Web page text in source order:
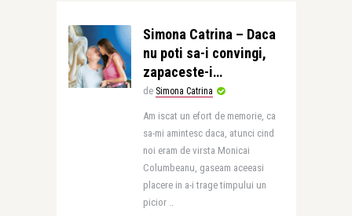
Simona Catrina – Daca
nu poti sa-i convingi,
zapaceste-i…
de Simona Catrina
Am iscat un efort de memorie, ca
sa-mi amintesc daca, atunci cind
noi eram de virsta Monicai
Columbeanu, gaseam aceeasi
placere in a-i trage timpului un
picior ..